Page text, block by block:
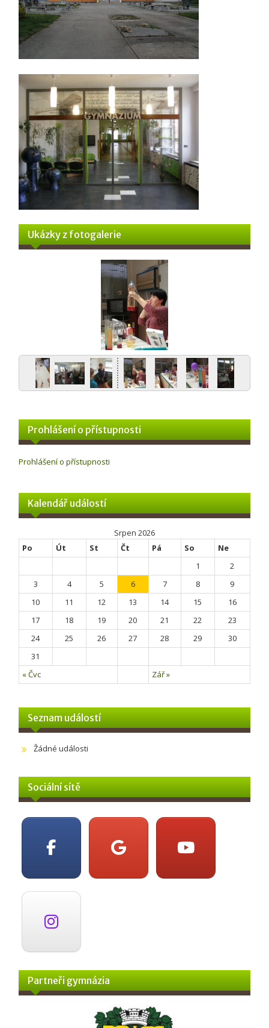
Ukázky z fotogalerie
Prohlášení o přístupnosti
Prohlášení o přístupnosti
Kalendář událostí
Srpen 2026
Po
Út St Čt Pá So
Ne
1
2
3
4 5 6 7 8
9
10
11 12 13 14 15
16
17
18 19 20 21 22
23
24
25 26 27 28 29
30
31
« Čvc
Zář »
Seznam událostí
Žádné události
Sociální sítě
Partneři gymnázia